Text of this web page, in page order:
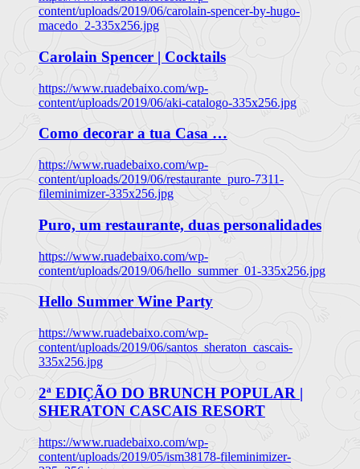
content/uploads/2019/06/carolain-spencer-by-hugo-
macedo_2-335x256.jpg
Carolain Spencer | Cocktails
https://www.ruadebaixo.com/wp-
content/uploads/2019/06/aki-catalogo-335x256.jpg
Como decorar a tua Casa …
https://www.ruadebaixo.com/wp-
content/uploads/2019/06/restaurante_puro-7311-
fileminimizer-335x256.jpg
Puro, um restaurante, duas personalidades
https://www.ruadebaixo.com/wp-
content/uploads/2019/06/hello_summer_01-335x256.jpg
Hello Summer Wine Party
https://www.ruadebaixo.com/wp-
content/uploads/2019/06/santos_sheraton_cascais-
335x256.jpg
2ª EDIÇÃO DO BRUNCH POPULAR |
SHERATON CASCAIS RESORT
https://www.ruadebaixo.com/wp-
content/uploads/2019/05/ism38178-fileminimizer-